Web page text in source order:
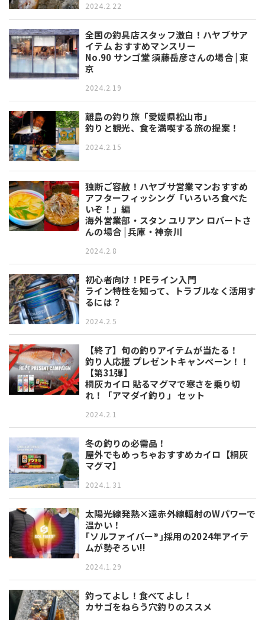
2024.2.22
全国の釣具店スタッフ激白！ハヤブサア
イテム おすすめマンスリー
No.90 サンゴ堂 須藤岳彦さんの場合 | 東
京
2024.2.19
離島の釣り旅「愛媛県松山市」
釣りと観光、食を満喫する旅の提案！
2024.2.15
独断ご容赦！ハヤブサ営業マンおすすめ
アフターフィッシング「いろいろ食べた
いぞ！」編
海外営業部・スタン ユリアン ロバートさ
んの場合 | 兵庫・神奈川
2024.2.8
初心者向け！PEライン入門
ライン特性を知って、トラブルなく活用す
るには？
2024.2.5
【終了】旬の釣りアイテムが当たる！
釣り人応援 プレゼントキャンペーン！！
【第31弾】
桐灰カイロ 貼るマグマで寒さを乗り切
れ！「アマダイ釣り」 セット
2024.2.1
冬の釣りの必需品！
屋外でもめっちゃおすすめカイロ【桐灰
マグマ】
2024.1.31
太陽光線発熱×遠赤外線輻射のWパワーで
温かい！
｢ソルファイバー®｣採用の2024年アイテ
ムが勢ぞろい!!
2024.1.29
釣ってよし！食べてよし！
カサゴをねらう穴釣りのススメ